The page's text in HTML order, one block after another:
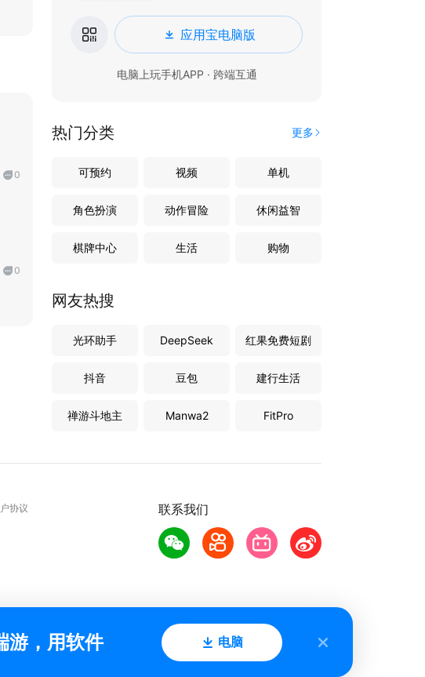
0
0
应用宝电脑版
电脑上玩手机APP · 跨端互通
热门分类 更多
可预约 视频 单机
角色扮演 动作冒险 休闲益智
棋牌中心 生活 购物
网友热搜
光环助手 DeepSeek 红果免费短剧
抖音 豆包 建行生活
禅游斗地主 Manwa2 FitPro
联系我们
协议
游，用软件 电脑